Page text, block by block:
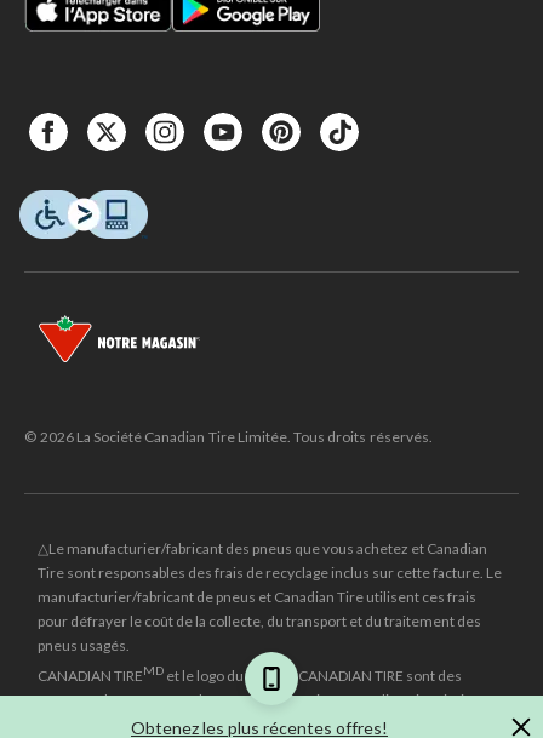
Obtenez les plus récentes offres!
© 2026 La Société Canadian Tire Limitée. Tous droits réservés.
△Le manufacturier/fabricant des pneus que vous achetez et Canadian
Tire sont responsables des frais de recyclage inclus sur cette facture. Le
manufacturier/fabricant de pneus et Canadian Tire utilisent ces frais
pour défrayer le coût de la collecte, du transport et du traitement des
pneus usagés.
CANADIAN TIREMD et le logo du triangle CANADIAN TIRE sont des
marques de commerce déposées de la Société Canadian Tire Limitée.